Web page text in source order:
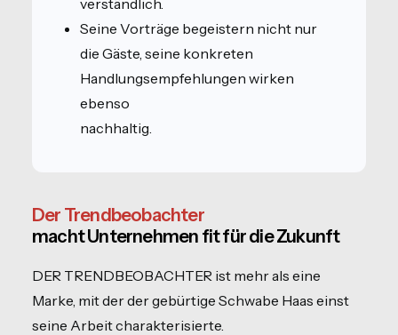
verständlich.
Seine Vorträge begeistern nicht nur
die Gäste, seine konkreten
Handlungsempfehlungen wirken
ebenso
nachhaltig.
Der Trendbeobachter
macht Unternehmen fit für die Zukunft
DER TRENDBEOBACHTER ist mehr als eine
Marke, mit der der gebürtige Schwabe Haas einst
seine Arbeit charakterisierte.